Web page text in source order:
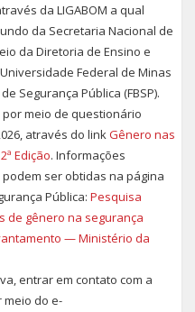
da LIGABOM a qual
da Secretaria Nacional de
da Diretoria de Ensino e
Federal de Minas
Segurança Pública (FBSP).
meio de questionário
através do linkGênero nas
Edição. Informações
ser obtidas na página
Pública: Pesquisa
de gênero na segurança
— Ministério da
entrar em contato com a
meio do e-